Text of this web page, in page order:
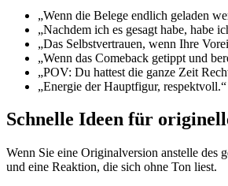
„Wenn die Belege endlich geladen
„Nachdem ich es gesagt habe, habe
„Das Selbstvertrauen, wenn Ihre
„Wenn das Comeback getippt und
„POV: Du hattest die ganze Zeit
„Energie der Hauptfigur, respektvoll.“
Schnelle Ideen für
Wenn Sie eine Originalversion anstelle des
und eine Reaktion, die sich ohne Ton liest.